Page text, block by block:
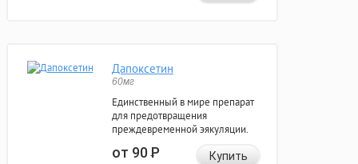
Дапоксетин
60мг
Единственный в мире препарат
для предотвращения
преждевременной эякуляции.
от 90Р Купить